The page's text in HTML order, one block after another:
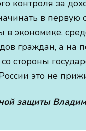
контроля за
в первую
экономике,
граждан, а на
стороны
это не
защиты